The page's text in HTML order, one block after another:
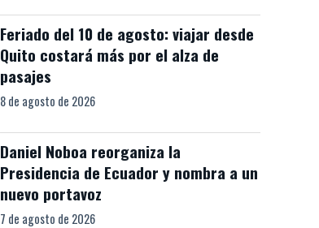
Feriado del 10 de agosto: viajar desde
Quito costará más por el alza de
pasajes
8 de agosto de 2026
Daniel Noboa reorganiza la
Presidencia de Ecuador y nombra a un
nuevo portavoz
7 de agosto de 2026